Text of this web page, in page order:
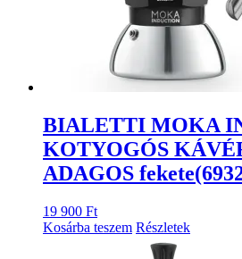
BIALETTI MOKA
KOTYOGÓS
ADAGOS
19 900 Ft
Kosárba teszem Részletek